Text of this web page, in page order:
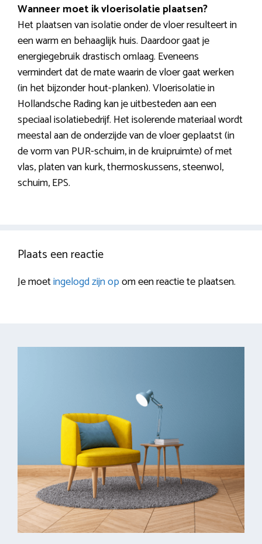
Wanneer moet ik vloerisolatie plaatsen?
Het plaatsen van isolatie onder de vloer resulteert in
een warm en behaaglijk huis. Daardoor gaat je
energiegebruik drastisch omlaag. Eveneens
vermindert dat de mate waarin de vloer gaat werken
(in het bijzonder hout-planken). Vloerisolatie in
Hollandsche Rading kan je uitbesteden aan een
speciaal isolatiebedrijf. Het isolerende materiaal wordt
meestal aan de onderzijde van de vloer geplaatst (in
de vorm van PUR-schuim, in de kruipruimte) of met
vlas, platen van kurk, thermoskussens, steenwol,
schuim, EPS.
Plaats een reactie
Je moetingelogd zijn opom een reactie te plaatsen.